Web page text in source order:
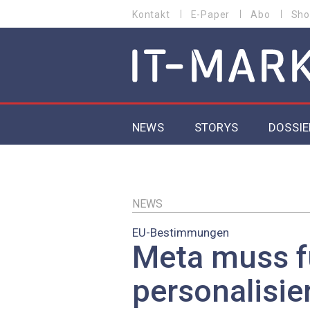
zum
MENU
Kontakt E-Paper Abo
MAIN NAVIGATION
NEWS STORYS
EU-
NEWS
EU-Bestimmungen
Meta muss